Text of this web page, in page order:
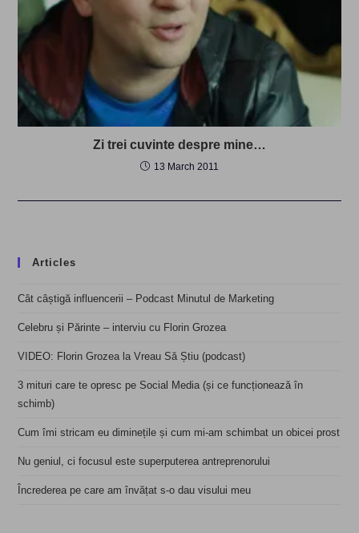
Zi trei cuvinte despre mine…
13 March 2011
Articles
Cât câștigă influencerii – Podcast Minutul de Marketing
Celebru și Părinte – interviu cu Florin Grozea
VIDEO: Florin Grozea la Vreau Să Știu (podcast)
3 mituri care te opresc pe Social Media (și ce funcționează în
schimb)
Cum îmi stricam eu diminețile și cum mi-am schimbat un obicei prost
Nu geniul, ci focusul este superputerea antreprenorului
Încrederea pe care am învățat s-o dau visului meu